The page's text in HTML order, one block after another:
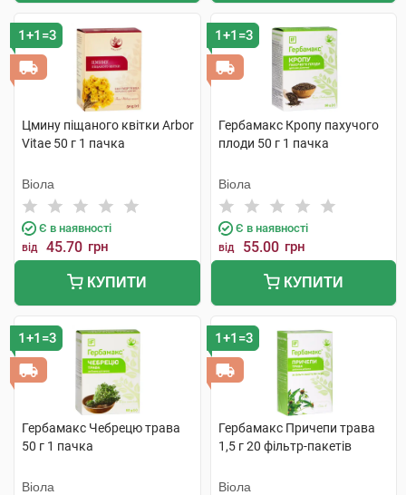
1+1=3
Цмину піщаного квітки Arbor
Vitae 50 г 1 пачка
Віола
Є в наявності
від 45.70 грн
КУПИТИ
1+1=3
Гербамакс Кропу пахучого
плоди 50 г 1 пачка
Віола
Є в наявності
від 55.00 грн
КУПИТИ
1+1=3
Гербамакс Чебрецю трава
50 г 1 пачка
Віола
1+1=3
Гербамакс Причепи трава
1,5 г 20 фільтр-пакетів
Віола